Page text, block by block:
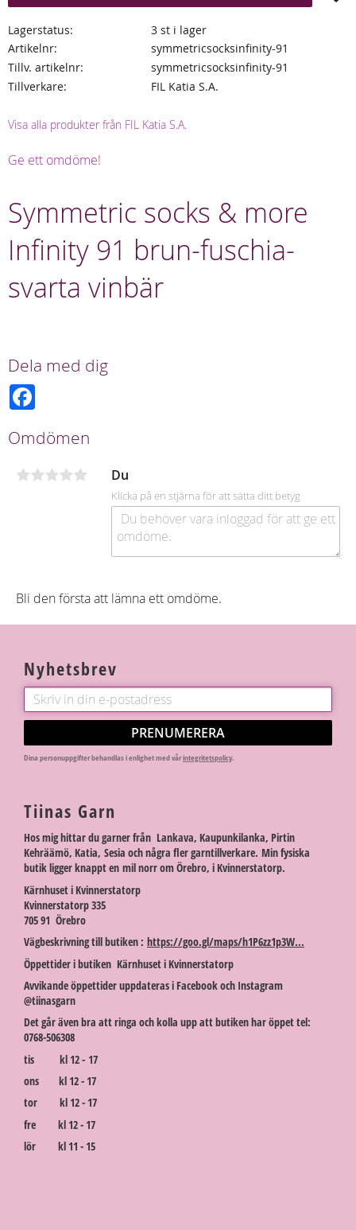
Lagerstatus
3 st i lager
Artikelnr
symmetricsocksinfinity-91
Tillv. artikelnr
symmetricsocksinfinity-91
Tillverkare
FIL Katia S.A.
Visa alla produkter från FIL Katia S.A.
Ge ett omdöme!
Symmetric socks & more
Infinity 91 brun-fuschia-
svarta vinbär
Dela med dig
b
o
k
Omdömen
Du
Klicka på en stjärna för att sätta ditt betyg
Bli den första att lämna ett omdöme.
Nyhetsbrev
PRENUMERERA
Dina personuppgifter behandlas i enlighet med vårintegritetspolicy.
Tiinas Garn
Hos mig hittar du garner från Lankava, Kaupunkilanka, Pirtin
Kehräämö, Katia, Sesia och några fler garntillverkare. Min fysiska
butik ligger knappt en mil norr om Örebro, i Kvinnerstatorp.
Kärnhuset i Kvinnerstatorp
Kvinnerstatorp 335
705 91 Örebro
Vägbeskrivning till butiken : https://goo.gl/maps/h1P6zz1p3W...
Öppettider i butiken Kärnhuset i Kvinnerstatorp
Avvikande öppettider uppdateras i Facebook och Instagram
@tiinasgarn
Det går även bra att ringa och kolla upp att butiken har öppet tel:
0768-506308
tis kl 12 - 17
ons kl 12 - 17
tor kl 12 - 17
fre kl 12 - 17
lör kl 11 - 15